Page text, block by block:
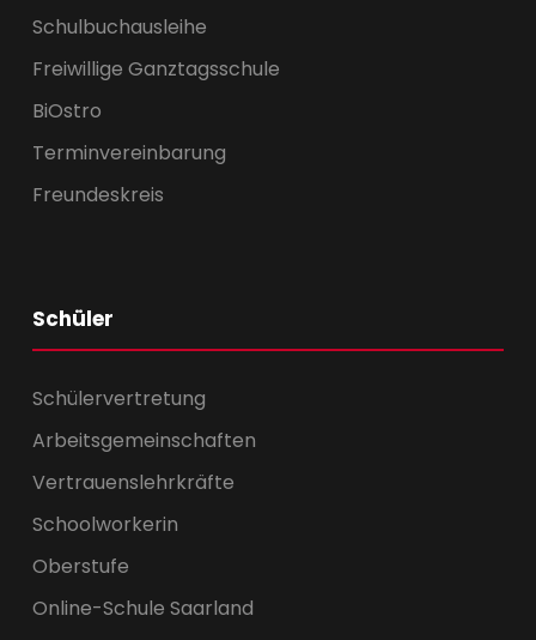
Schulbuchausleihe
Freiwillige Ganztagsschule
BiOstro
Terminvereinbarung
Freundeskreis
Schüler
Schülervertretung
Arbeitsgemeinschaften
Vertrauenslehrkräfte
Schoolworkerin
Oberstufe
Online-Schule Saarland